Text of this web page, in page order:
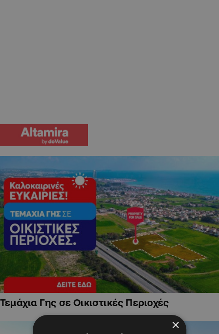
Τεμάχια Γης σε Οικιστικές Περιοχές
×